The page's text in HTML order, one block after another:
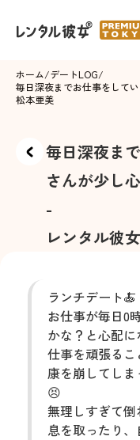
ホーム/デートLOG/
毎日深夜までお仕事をして
松本亜美
毎日深夜ま
さんが少し心
-
レンタル彼
ランチデート🍝
お仕事が毎日0
かな？と心配
仕事を頑張る
康を崩してし
😣
無理しすぎて
息を取ったり